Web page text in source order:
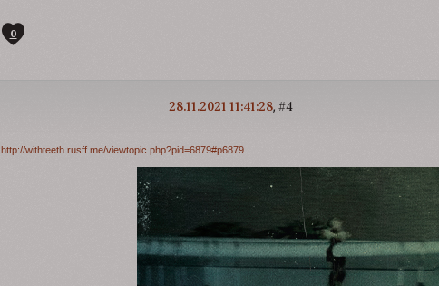
0
4
28.11.2021 11:41:28
http://withteeth.rusff.me/viewtopic.php?pid=6879#p6879